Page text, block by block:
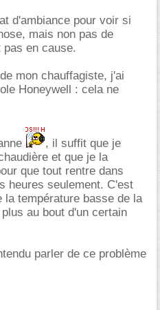
d'ambiance pour voir si
mais non pas de
pas en cause.
mon chauffagiste, j'ai
Honeywell : cela ne
, il suffit que je
et que je la
que tout rentre dans
heures seulement. C'est
température basse de la
au bout d'un certain
parler de ce problème